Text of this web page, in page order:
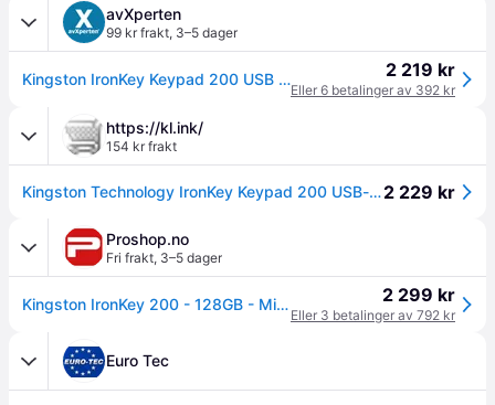
avXperten
99 kr frakt, 3–5 dager
Kingston IronKey Keypad 200 USB 3.0 minnepinne med tastaturlås - 128GB 2 219 kr
Eller 6 betalinger av 392 kr
https://kl.ink/
154 kr frakt
Kingston Technology IronKey Keypad 200 USB-minnepenn 128 GB USB Type-A 3.2 Gen 1 (3.1 Gen 1) Blå2 229 kr
Proshop.no
Fri frakt, 3–5 dager
Kingston IronKey 200 - 128GB - Minnepenn 2 299 kr
Eller 3 betalinger av 792 kr
Euro Tec